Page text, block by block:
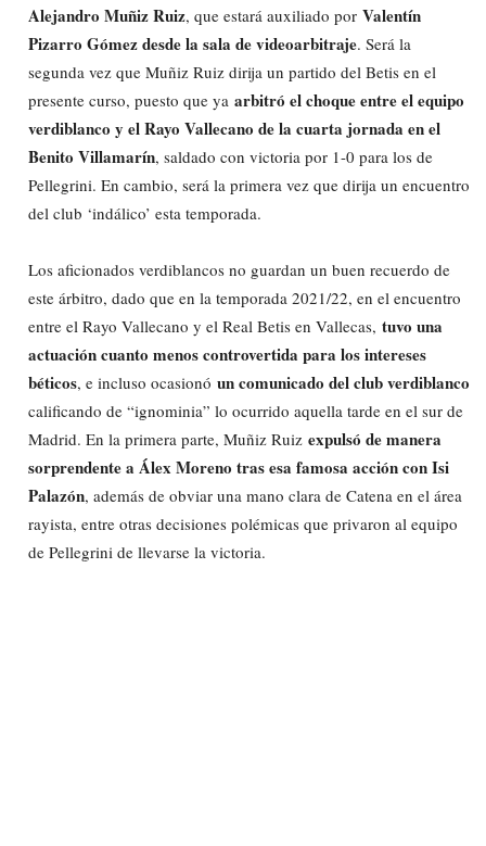
Alejandro Muñiz Ruiz, que estará auxiliado por Valentín
Pizarro Gómez desde la sala de videoarbitraje. Será la
segunda vez que Muñiz Ruiz dirija un partido del Betis en el
presente curso, puesto que ya arbitró el choque entre el equipo
verdiblanco y el Rayo Vallecano de la cuarta jornada en el
Benito Villamarín, saldado con victoria por 1-0 para los de
Pellegrini. En cambio, será la primera vez que dirija un encuentro
del club ‘indálico’ esta temporada.
Los aficionados verdiblancos no guardan un buen recuerdo de
este árbitro, dado que en la temporada 2021/22, en el encuentro
entre el Rayo Vallecano y el Real Betis en Vallecas, tuvo una
actuación cuanto menos controvertida para los intereses
béticos, e incluso ocasionó un comunicado del club verdiblanco
calificando de “ignominia” lo ocurrido aquella tarde en el sur de
Madrid. En la primera parte, Muñiz Ruiz expulsó de manera
sorprendente a Álex Moreno tras esa famosa acción con Isi
Palazón, además de obviar una mano clara de Catena en el área
rayista, entre otras decisiones polémicas que privaron al equipo
de Pellegrini de llevarse la victoria.